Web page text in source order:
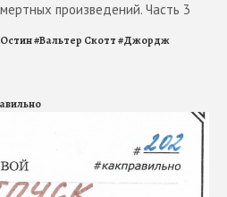
произведений. Часть 3
#Вальтер Скотт#Джордж